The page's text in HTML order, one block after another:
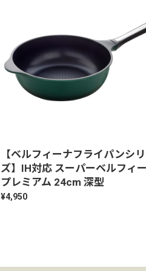
【ベルフィーナフライパンシ
ズ】IH対応 スーパーベルフィ
プレミアム 24cm 深型
¥4,950